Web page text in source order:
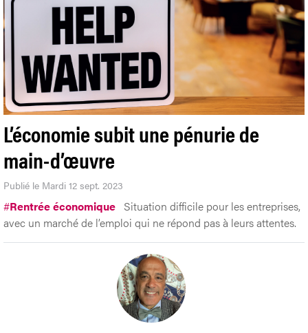
L’économie subit une pénurie de
main-d’œuvre
Publié le Mardi 12 sept. 2023
#Rentrée économique Situation difficile pour les entreprises,
avec un marché de l’emploi qui ne répond pas à leurs attentes.